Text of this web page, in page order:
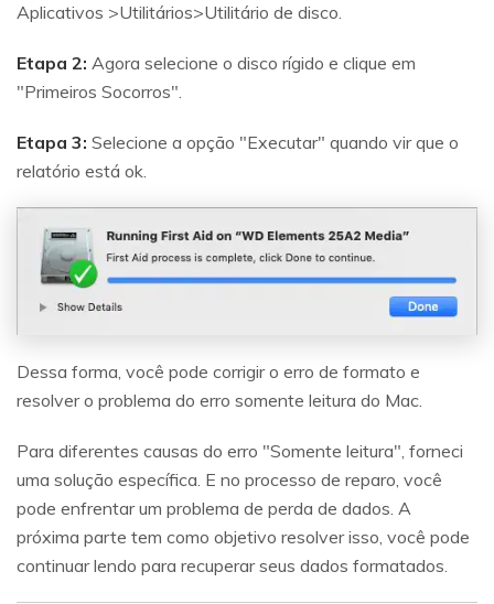
Aplicativos >Utilitários>Utilitário de disco.
Etapa 2: Agora selecione o disco rígido e clique em
"Primeiros Socorros".
Etapa 3: Selecione a opção "Executar" quando vir que o
relatório está ok.
Dessa forma, você pode corrigir o erro de formato e
resolver o problema do erro somente leitura do Mac.
Para diferentes causas do erro "Somente leitura", forneci
uma solução específica. E no processo de reparo, você
pode enfrentar um problema de perda de dados. A
próxima parte tem como objetivo resolver isso, você pode
continuar lendo para recuperar seus dados formatados.